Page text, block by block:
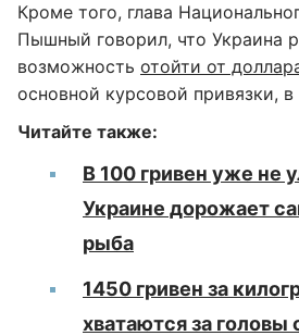
Кроме того, глава
Пышный говорил, что Украина
возможность отойти от
основной курсовой привязки, в
Читайте также:
В 100 гривен уже не
Украине дорожает
рыба
1450 гривен за
хватаются за головы